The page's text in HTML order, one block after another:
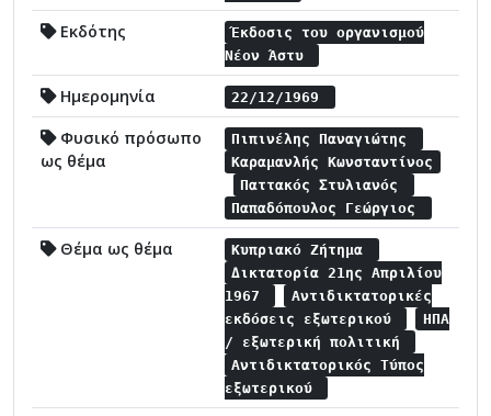
Εκδότης
Έκδοσις του οργανισμού
Νέον Άστυ
Ημερομηνία 22/12/1969
Φυσικό πρόσωπο
ως θέμα
Πιπινέλης Παναγιώτης
Καραμανλής Κωνσταντίνος
Παττακός Στυλιανός
Παπαδόπουλος Γεώργιος
Θέμα ως θέμα
Κυπριακό Ζήτημα
Δικτατορία 21ης Απριλίου
1967
Αντιδικτατορικές
εκδόσεις εξωτερικού
ΗΠΑ
/ εξωτερική πολιτική
Αντιδικτατορικός Τύπος
εξωτερικού